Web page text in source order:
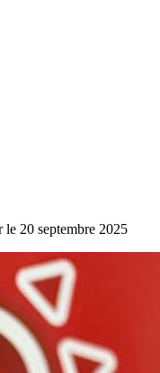
20 septembre 2025